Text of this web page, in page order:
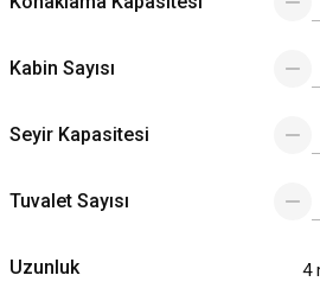
Kabin Sayısı
Seyir Kapasitesi
Tuvalet Sayısı
Uzunluk 4